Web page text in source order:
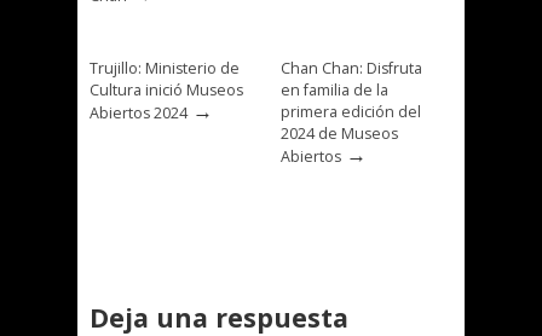
Trujillo: Ministerio de
Cultura inició Museos
Abiertos 2024→
Chan Chan: Disfruta
en familia de la
primera edición del
2024 de Museos
Abiertos →
Deja una respuesta